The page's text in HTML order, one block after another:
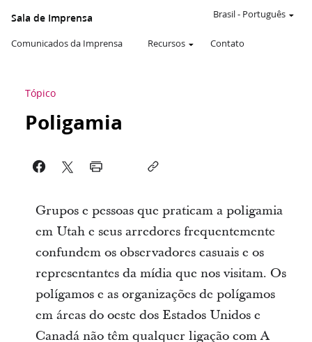
Sala de Imprensa
Comunicados da Imprensa Recursos Contato
Brasil- Português
Tópico
Poligamia
Grupos e pessoas que praticam a poligamia
em Utah e seus arredores frequentemente
confundem os observadores casuais e os
representantes da mídia que nos visitam. Os
polígamos e as organizações de polígamos
em áreas do oeste dos Estados Unidos e
Canadá não têm qualquer ligação com A